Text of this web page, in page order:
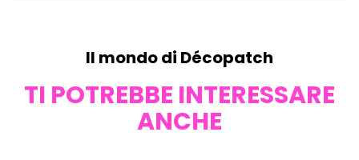
Il mondo di Décopatch
TI POTREBBE INTERESSARE
ANCHE